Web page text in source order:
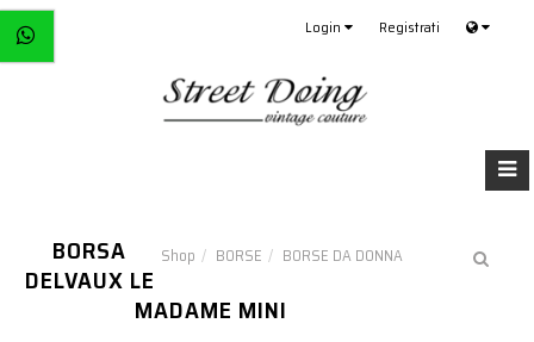
Login Registrati
Shop BORSE BORSE DA DONNA
BORSA
DELVAUX LE
MADAME MINI